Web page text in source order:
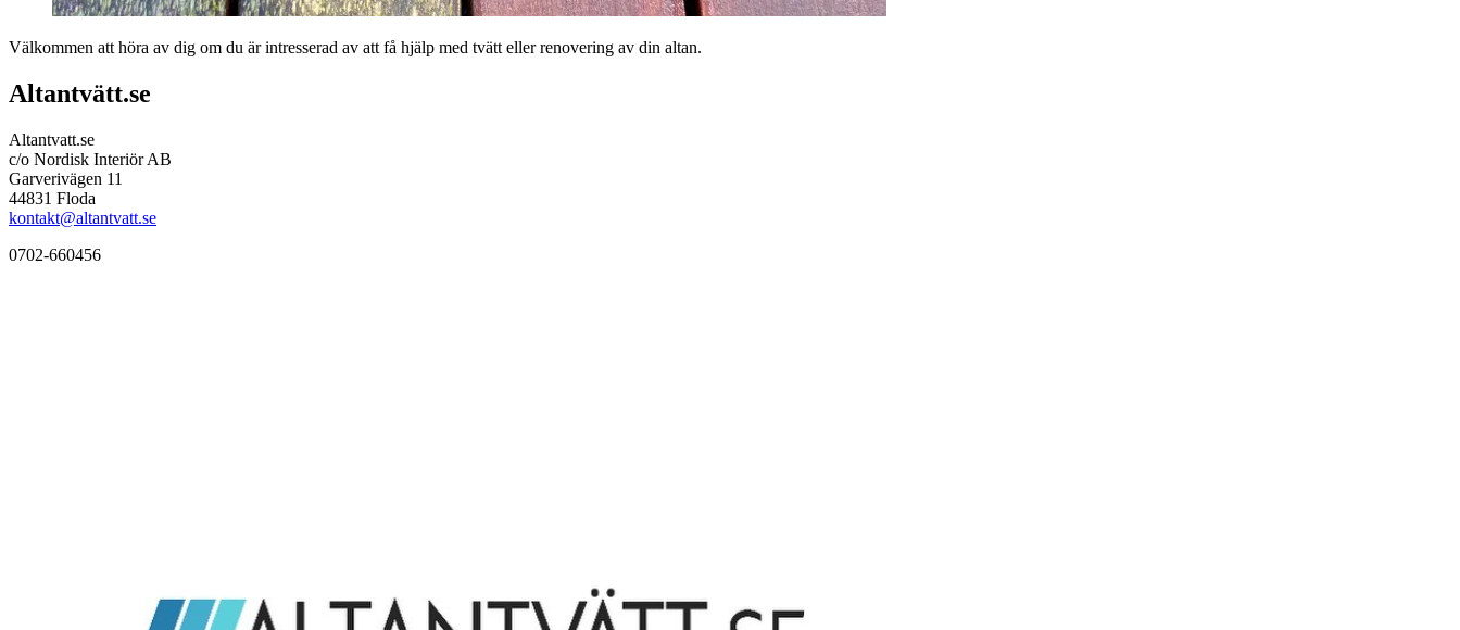
Välkommen att höra av dig om du är intresserad av att få hjälp med tvätt eller renovering av din altan.
Altantvätt.se
Altantvatt.se
c/o Nordisk Interiör AB
Garverivägen 11
44831 Floda
kontakt@altantvatt.se
0702-660456